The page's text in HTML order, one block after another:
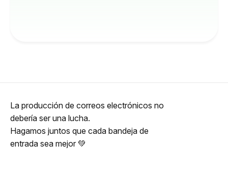
La producción de correos electrónicos no
debería ser una lucha.
Hagamos juntos que cada bandeja de
entrada sea mejor 💚